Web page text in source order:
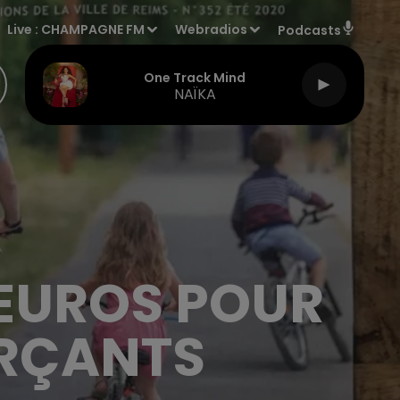
Live : CHAMPAGNE FM Webradios Podcasts
One Track Mind
NAÏKA
POUR